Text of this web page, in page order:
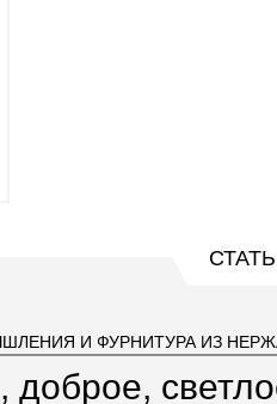
И ФУРНИТУРА ИЗ
доброе,